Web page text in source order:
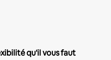
qu'il vous faut